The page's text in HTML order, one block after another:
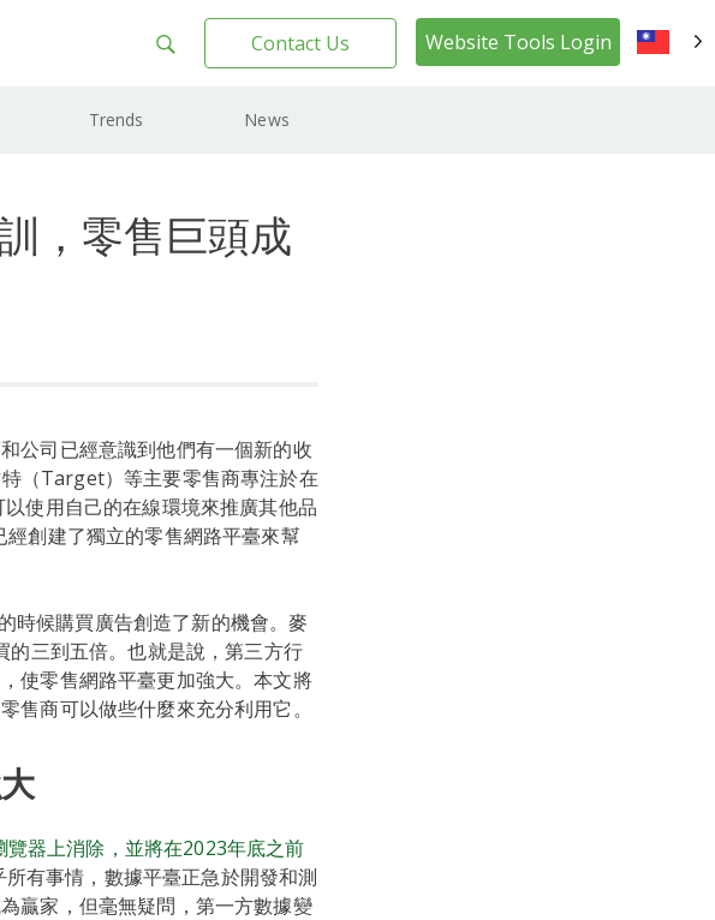
Contact Us Website Tools Login
Trends News
，零售巨頭成
公司已經意識到他們有一個新的收
（Target）等主要零售商專注於在
使用自己的在線環境來推廣其他品
創建了獨立的零售網路平臺來幫
時候購買廣告創造了新的機會。麥
的三到五倍。也就是說，第三方行
使零售網路平臺更加強大。本文將
售商可以做些什麼來充分利用它。
器上消除，並將在2023年底之前
有事情，數據平臺正急於開發和測
贏家，但毫無疑問，第一方數據變